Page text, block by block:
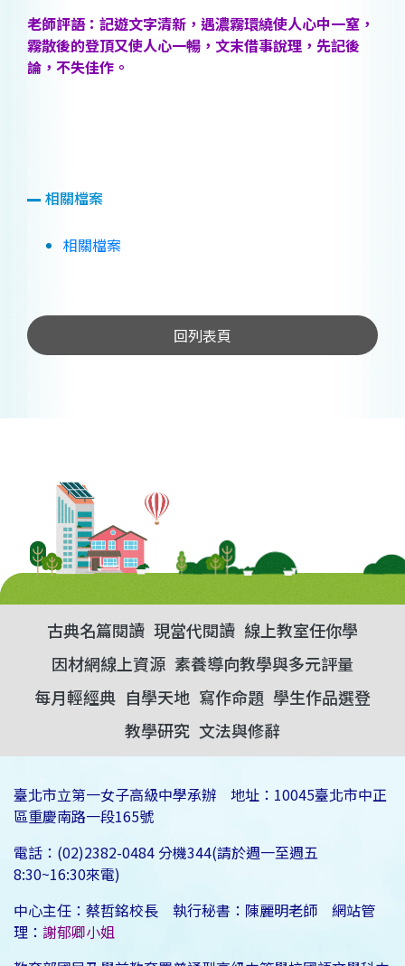
老師評語：記遊文字清新，遇濃霧環繞使人心中一窒，
霧散後的登頂又使人心一暢，文末借事說理，先記後
論，不失佳作。
相關檔案
相關檔案
回列表頁
古典名篇閱讀 現當代閱讀 線上教室任你學
因材網線上資源 素養導向教學與多元評量
每月輕經典 自學天地 寫作命題 學生作品選登
教學研究 文法與修辭
臺北市立第一女子高級中學承辦 地址：10045臺北市中正
區重慶南路一段165號
電話：(02)2382-0484 分機344(請於週一至週五
8:30~16:30來電)
中心主任：蔡哲銘校長 執行秘書：陳麗明老師 網站管
理： 謝郁卿小姐